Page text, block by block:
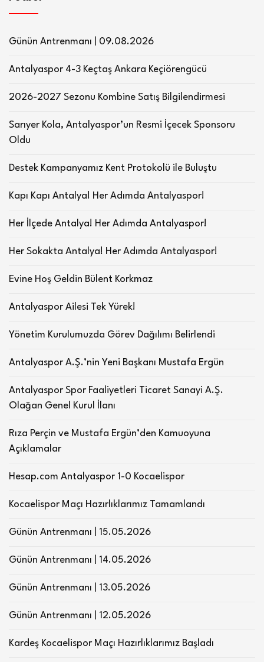
Günün Antrenmanı | 09.08.2026
Antalyaspor 4-3 Keçtaş Ankara Keçiörengücü
2026-2027 Sezonu Kombine Satış Bilgilendirmesi
Sarıyer Kola, Antalyaspor’un Resmi İçecek Sponsoru
Oldu
Destek Kampanyamız Kent Protokolü ile Buluştu
Kapı Kapı Antalya! Her Adımda Antalyaspor!
Her İlçede Antalya! Her Adımda Antalyaspor!
Her Sokakta Antalya! Her Adımda Antalyaspor!
Evine Hoş Geldin Bülent Korkmaz
Antalyaspor Ailesi Tek Yürek!
Yönetim Kurulumuzda Görev Dağılımı Belirlendi
Antalyaspor A.Ş.’nin Yeni Başkanı Mustafa Ergün
Antalyaspor Spor Faaliyetleri Ticaret Sanayi A.Ş.
Olağan Genel Kurul İlanı
Rıza Perçin ve Mustafa Ergün’den Kamuoyuna
Açıklamalar
Hesap.com Antalyaspor 1-0 Kocaelispor
Kocaelispor Maçı Hazırlıklarımız Tamamlandı
Günün Antrenmanı | 15.05.2026
Günün Antrenmanı | 14.05.2026
Günün Antrenmanı | 13.05.2026
Günün Antrenmanı | 12.05.2026
Kardeş Kocaelispor Maçı Hazırlıklarımız Başladı